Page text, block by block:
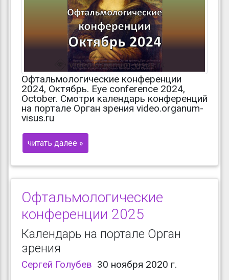
Офтальмологические конференции
2024, Октябрь. Eye conference 2024,
October. Смотри календарь конференций
на портале Орган зрения video.organum-
visus.ru
читать далее »
Офтальмологические
конференции 2025
Календарь на портале Орган
зрения
Сергей Голубев 30 ноября 2020 г.